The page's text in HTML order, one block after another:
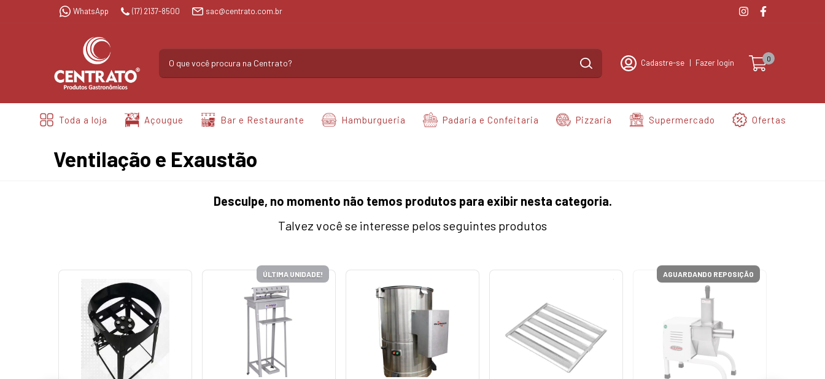
WhatsApp (17) 2137-8500 sac@centrato.com.br
Cadastre-se | Fazer login 0
Toda a loja Açougue Bar e Restaurante Hamburgueria Padaria e Confeitaria Pizzaria Supermercado Ofertas
Ventilação e Exaustão
Desculpe, no momento não temos produtos para exibir nesta categoria.
Talvez você se interesse pelos seguintes produtos
ÚLTIMA UNIDADE! AGUARDANDO REPOSIÇÃO